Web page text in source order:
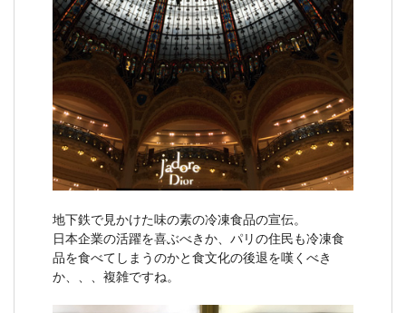
地下鉄で見かけた味の素の冷凍食品の宣伝。
日本企業の活躍を喜ぶべきか、パリの住民も冷凍食
品を食べてしまうのかと食文化の後退を嘆くべき
か、、、複雑ですね。